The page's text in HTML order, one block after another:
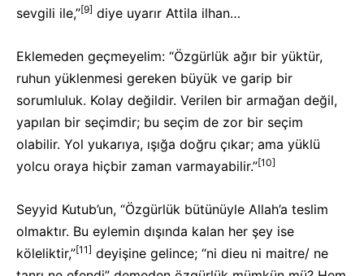
sevgili ile,”[9] diye uyarır Attila ilhan…
Eklemeden geçmeyelim: “Özgürlük ağır bir yüktür,
ruhun yüklenmesi gereken büyük ve garip bir
sorumluluk. Kolay değildir. Verilen bir armağan değil,
yapılan bir seçimdir; bu seçim de zor bir seçim
olabilir. Yol yukarıya, ışığa doğru çıkar; ama yüklü
yolcu oraya hiçbir zaman varmayabilir.”[10]
Seyyid Kutub’un, “Özgürlük bütünüyle Allah’a teslim
olmaktır. Bu eylemin dışında kalan her şey ise
köleliktir,”[11] deyişine gelince; “ni dieu ni maitre/ ne